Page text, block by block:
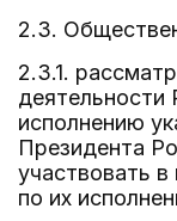
2.3.
2.3.1.
деятельности
исполнению
Президента
участвовать в
по их